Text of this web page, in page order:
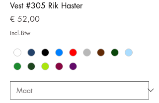
Vest #305 Rik Haster
Prijs
€ 52,00
incl.Btw